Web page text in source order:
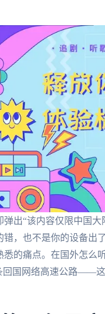
出“该内容仅限中国
，也不是你的设备出
的痛点。在国外怎么
回国网络高速公路——